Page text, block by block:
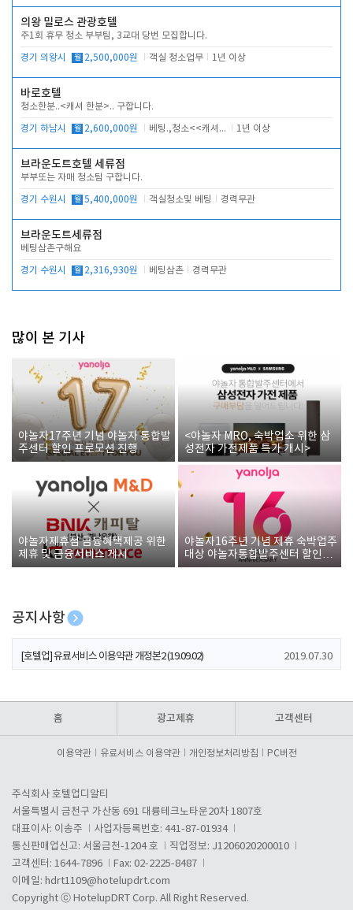
의왕 밀로스 관광호텔
주1회 휴무 청소 부부팀, 3교대 당번 모집합니다.
경기 의왕시 월 2,500,000원 객실 청소업무 1년 이상
바로호텔
청소한분..<캐셔 한분>.. 구합니다.
경기 하남시 월 2,600,000원 베팅.,청소<<캐셔 모셔봅니다. 1년 이상
브라운도트호텔 세류점
부부또는 자매 청소팀 구합니다.
경기 수원시 월 5,400,000원 객실청소및 베팅 경력무관
브라운도트세류점
베팅삼촌구해요
경기 수원시 월 2,316,930원 베팅삼촌 경력무관
많이 본 기사
야놀자17주년 기념 야놀자 통합발
주센터 할인 프로모션 진행
<야놀자 MRO, 숙박업소 위한 삼
성전자 가전제품 특가 개시>
야놀자제휴점 금융혜택제공 위한
제휴 및 금융서비스 게시
야놀자16주년 기념 제휴 숙박업주
대상 야놀자통합발주센터 할인쿠
폰 증정
공지사항
[호텔업] 개인정보 처리방침 개정본1 (19.09.02)
[호텔업] 유료서비스 이용약관 개정본2 (19.09.02) 2019.07.30
홈 광고제휴 고객센터
이용약관 유료서비스 이용약관 개인정보처리방침 PC버전
주식회사 호텔업디알티
서울특별시 금천구 가산동 691 대륭테크노타운20차 1807호
대표이사: 이송주
사업자등록번호: 441-87-01934
통신판매업신고: 서울금천-1204 호
직업정보: J1206020200010
고객센터: 1644-7896
Fax: 02-2225-8487
이메일: hdrt1109@hotelupdrt.com
Copyright ⓒ HotelupDRT Corp. All Right Reserved.